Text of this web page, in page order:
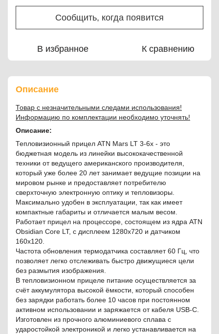
Сообщить, когда появится
В избранное К сравнению
Описание
Товар с незначительными следами использования!
Информацию по комплектации необходимо уточнять!
Описание:
Тепловизионный прицел ATN Mars LT 3-6x - это
бюджетная модель из линейки высококачественной
техники от ведущего американского производителя,
который уже более 20 лет занимает ведущие позиции на
мировом рынке и предоставляет потребителю
сверхточную электронную оптику и тепловизоры.
Максимально удобен в эксплуатации, так как имеет
компактные габариты и отличается малым весом.
Работает прицел на процессоре, состоящем из ядра ATN
Obsidian Core LT, с дисплеем 1280x720 и датчиком
160х120.
Частота обновления термодатчика составляет 60 Гц, что
позволяет легко отслеживать быстро движущиеся цели
без размытия изображения.
В тепловизионном прицеле питание осуществляется за
счёт аккумулятора высокой ёмкости, который способен
без зарядки работать более 10 часов при постоянном
активном использовании и заряжается от кабеля USB-C.
Изготовлен из прочного алюминиевого сплава с
ударостойкой электроникой и легко устанавливается на